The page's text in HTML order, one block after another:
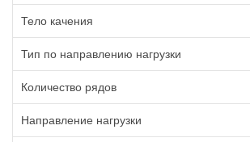
Тело качения
Тип по направлению нагрузки
Количество рядов
Направление нагрузки